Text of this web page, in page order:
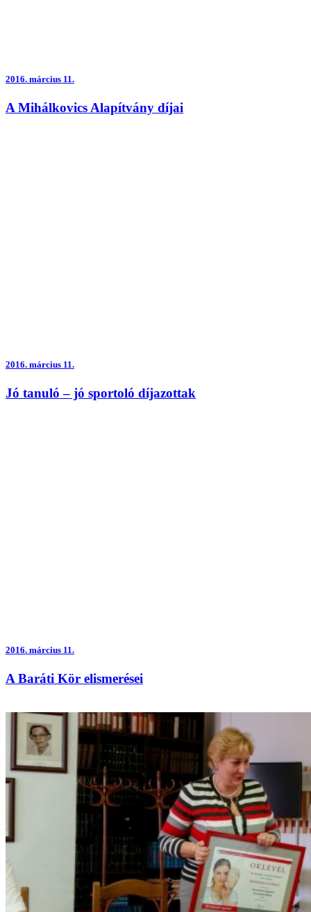
2016. március 11.
A Mihálkovics Alapítvány díjai
2016. március 11.
Jó tanuló – jó sportoló díjazottak
2016. március 11.
A Baráti Kör elismerései